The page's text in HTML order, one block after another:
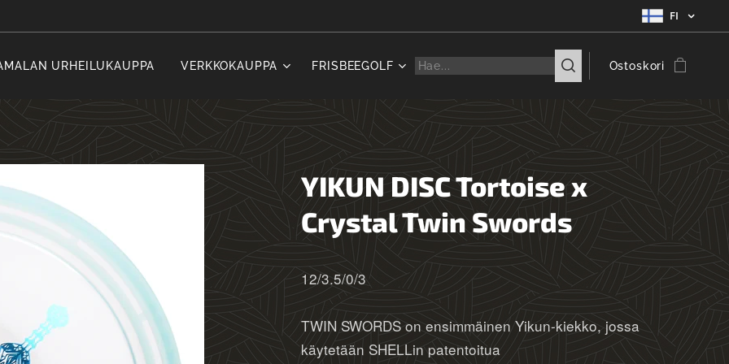
FI
URHEILUKAUPPA VERKKOKAUPPA FRISBEEGOLF Ostoskori
YIKUN DISC Tortoise x
Crystal Twin Swords
12/3.5/0/3
TWIN SWORDS on ensimmäinen Yikun-kiekko, jossa
käytetään SHELLin patentoitua